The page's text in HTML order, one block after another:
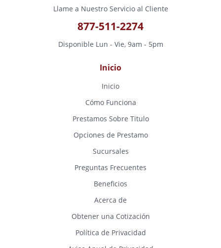
Llame a Nuestro Servicio al Cliente
877-511-2274
Disponible Lun - Vie, 9am - 5pm
Inicio
Inicio
Cómo Funciona
Prestamos Sobre Titulo
Opciones de Prestamo
Sucursales
Preguntas Frecuentes
Beneficios
Acerca de
Obtener una Cotización
Política de Privacidad